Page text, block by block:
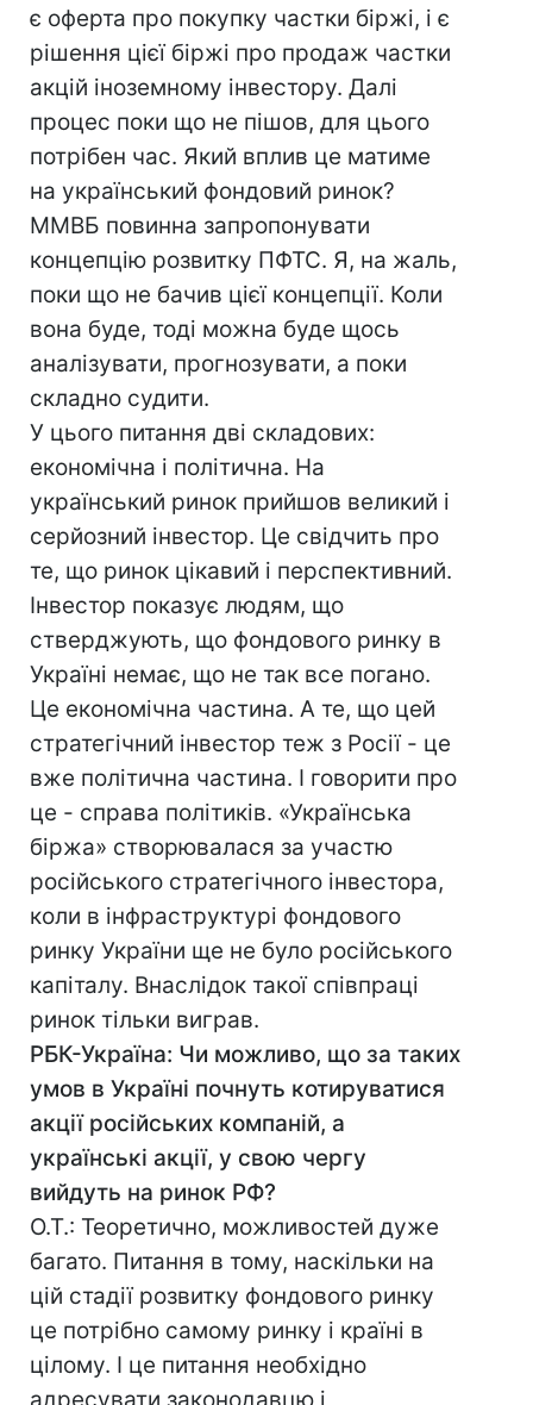
є оферта про покупку частки біржі, і є
рішення цієї біржі про продаж частки
акцій іноземному інвестору. Далі
процес поки що не пішов, для цього
потрібен час. Який вплив це матиме
на український фондовий ринок?
ММВБ повинна запропонувати
концепцію розвитку ПФТС. Я, на жаль,
поки що не бачив цієї концепції. Коли
вона буде, тоді можна буде щось
аналізувати, прогнозувати, а поки
складно судити.
У цього питання дві складових:
економічна і політична. На
український ринок прийшов великий і
серйозний інвестор. Це свідчить про
те, що ринок цікавий і перспективний.
Інвестор показує людям, що
стверджують, що фондового ринку в
Україні немає, що не так все погано.
Це економічна частина. А те, що цей
стратегічний інвестор теж з Росії - це
вже політична частина. І говорити про
це - справа політиків. «Українська
біржа» створювалася за участю
російського стратегічного інвестора,
коли в інфраструктурі фондового
ринку України ще не було російського
капіталу. Внаслідок такої співпраці
ринок тільки виграв.
РБК-Україна: Чи можливо, що за таких
умов в Україні почнуть котируватися
акції російських компаній, а
українські акції, у свою чергу
вийдуть на ринок РФ?
О.Т.: Теоретично, можливостей дуже
багато. Питання в тому, наскільки на
цій стадії розвитку фондового ринку
це потрібно самому ринку і країні в
цілому. І це питання необхідно